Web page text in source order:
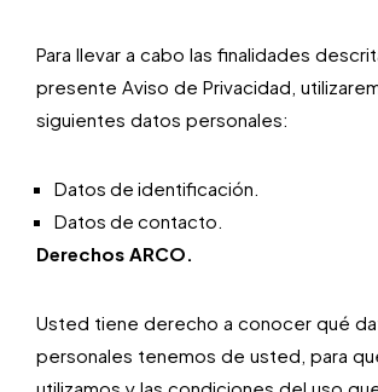
Para llevar a cabo las finalidades
presente Aviso de Privacidad,
siguientes datos personales:
Datos de identificación.
Datos de contacto.
Derechos ARCO.
Usted tiene derecho a conocer qué
personales tenemos de usted, para